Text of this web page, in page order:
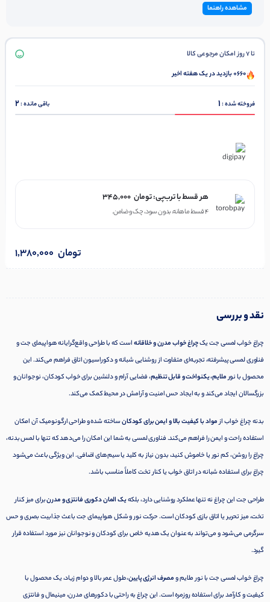
مشاهده راهنما
تا 7 روز امکان مرجوعی کالا
660+ بازدید در یک هفته اخیر
فروخته شده :1 باقی مانده :2
هر قسط با ترب‌پی: 345,000 تومان
۴ قسط ماهانه. بدون سود، چک و ضامن.
1,380,000 تومان
نقد و بررسی
چراغ خواب لمسی جت یکچراغ خواب مدرن و خلاقانهاست که با طراحی واقع‌گرایانه هواپیمای جت و
فناوری لمسی پیشرفته، تجربه‌ای متفاوت از روشنایی شبانه و دکوراسیون اتاق فراهم می‌کند. این
محصول با نورملایم، یکنواخت و قابل تنظیم، فضایی آرام و دلنشین برای خواب کودکان، نوجوانان و
بزرگسالان ایجاد می‌کند و به ایجاد حس امنیت و آرامش در محیط کمک می‌کند.
بدنه چراغ خواب ازمواد با کیفیت بالا و ایمن برای کودکانساخته شده و طراحی ارگونومیک آن امکان
استفاده راحت و ایمن را فراهم می‌کند. فناوری لمسی به شما این امکان را می‌دهد که تنها با لمس بدنه،
چراغ را روشن، کم نور یا خاموش کنید، بدون نیاز به کلید یا سیم‌های اضافی. این ویژگی باعث می‌شود
چراغ برای استفاده شبانه در اتاق خواب یا کنار تخت کاملاً مناسب باشد.
طراحی جت این چراغ نه تنها عملکرد روشنایی دارد، بلکهیک المان دکوری فانتزی و مدرنبرای میز کنار
تخت، میز تحریر یا اتاق بازی کودکان است. حرکت نور و شکل هواپیمای جت باعث جذابیت بصری و حس
سرگرمی می‌شود و می‌تواند به عنوان یک هدیه خاص برای کودکان و نوجوانان نیز مورد استفاده قرار
گیرد.
چراغ خواب لمسی جت با نور ملایم ومصرف انرژی پایین، طول عمر بالا و دوام زیاد، یک محصول با
کیفیت و کارآمد برای استفاده روزمره است. این چراغ به راحتی با دکورهای مدرن، مینیمال و فانتزی